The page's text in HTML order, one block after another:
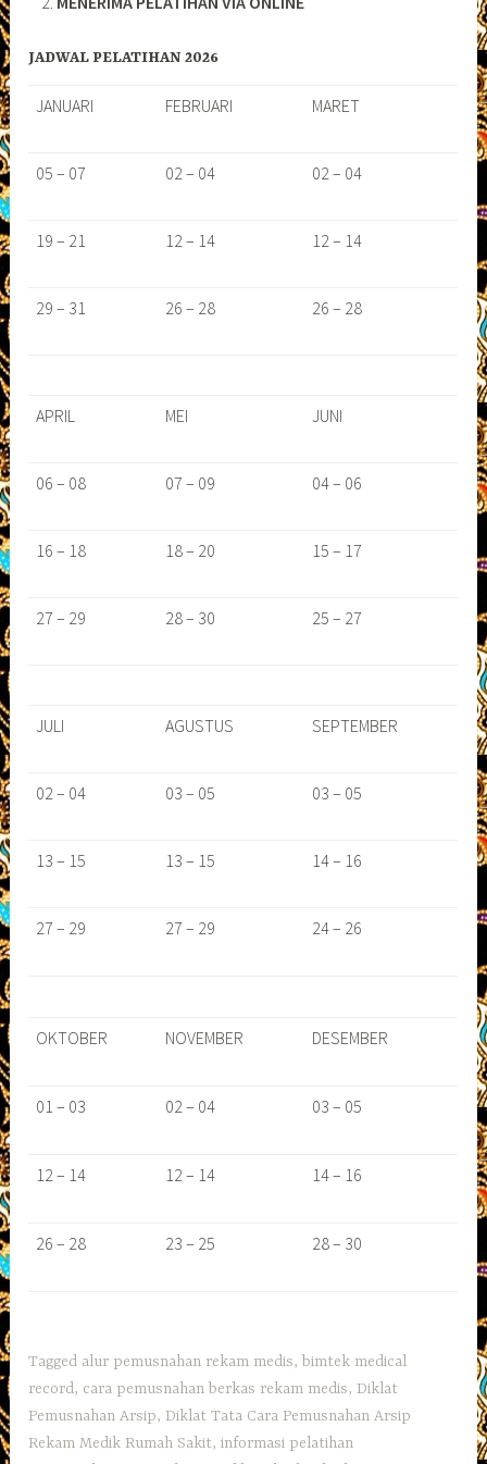
JADWAL PELATIHAN 2026
JANUARI FEBRUARI MARET
05 – 07 02 – 04 02 – 04
19 – 21 12 – 14 12 – 14
29 – 31 26 – 28 26 – 28
APRIL MEI JUNI
06 – 08 07 – 09 04 – 06
16 – 18 18 – 20 15 – 17
27 – 29 28 – 30 25 – 27
JULI AGUSTUS SEPTEMBER
02 – 04 03 – 05 03 – 05
13 – 15 13 – 15 14 – 16
27 – 29 27 – 29 24 – 26
OKTOBER NOVEMBER DESEMBER
01 – 03 02 – 04 03 – 05
12 – 14 12 – 14 14 – 16
26 – 28 23 – 25 28 – 30
Tagged alur pemusnahan rekam medis, bimtek medical
record, cara pemusnahan berkas rekam medis,Diklat
Pemusnahan Arsip,Diklat Tata Cara Pemusnahan Arsip
Rekam Medik Rumah Sakit,informasi pelatihan